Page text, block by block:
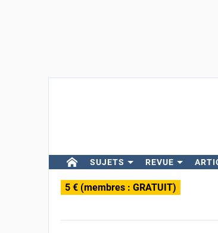
SUJETS REVUE
5 € (membres : GRATUIT)